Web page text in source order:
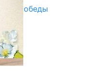
Победы